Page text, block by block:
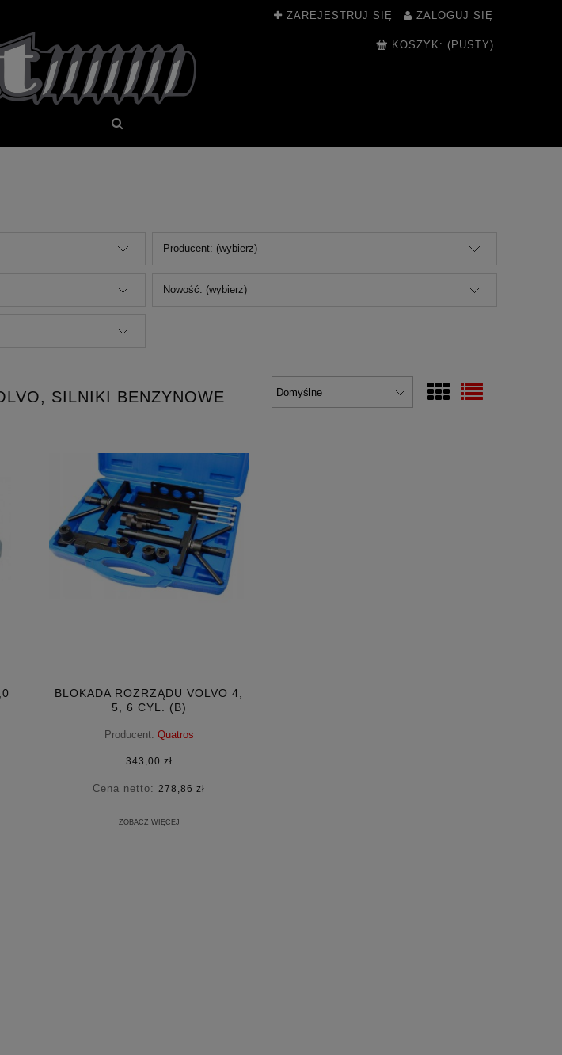
ZAREJESTRUJ SIĘ ZALOGUJ SIĘ
KOSZYK: (PUSTY)
Producent: (wybierz)
Nowość: (wybierz)
SILNIKI BENZYNOWE
BLOKADA ROZRZĄDU VOLVO 4,
5, 6 CYL. (B)
Producent: Quatros
343,00 zł
Cena netto: 278,86 zł
ZOBACZ WIĘCEJ